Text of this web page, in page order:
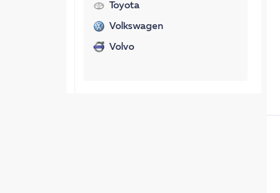
Toyota
Volkswagen
Volvo